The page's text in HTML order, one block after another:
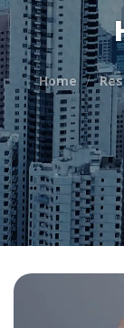
Home